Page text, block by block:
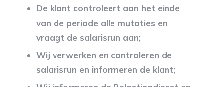
De klant controleert aan het einde
van de periode alle mutaties en
vraagt de salarisrun aan;
Wij verwerken en controleren de
salarisrun en informeren de klant;